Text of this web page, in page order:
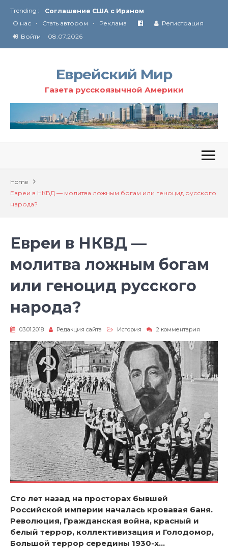
Trending :
Соглашение США с Ираном
Технология Революции в Иране
О нас • Стать автором • Реклама
Регистрация
Войти
08.07.2026
Еврейский Мир
Газета русскоязычной Америки
Home
Евреи в НКВД — молитва ложным богам или геноцид русского
народа?
Евреи в НКВД —
молитва ложным богам
или геноцид русского
народа?
03.01.2018 Редакция сайта История 2 комментария
Евреи
в
НКВД
—
молитва
ложным
русского
народа?
Сто лет назад на просторах бывшей
Российской империи началась кровавая баня.
Революция, Гражданская война, красный и
белый террор, коллективизация и Голодомор,
Большой террор середины 1930-х…